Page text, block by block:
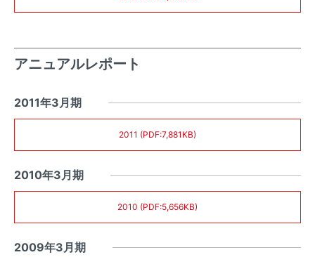
アニュアルレポート
2011年3月期
2011 (PDF:7,881KB)
2010年3月期
2010 (PDF:5,656KB)
2009年3月期